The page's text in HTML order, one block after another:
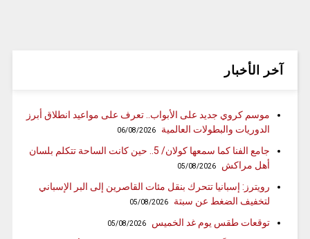
آخر الأخبار
موسم كروي جديد على الأبواب.. تعرف على مواعيد انطلاق أبرز
الدوريات والبطولات العالمية
06/08/2026
جامع الفنا كما سمعها كولان/ 5.. حين كانت الساحة تتكلم بلسان
أهل مراكش
05/08/2026
رويترز: إسبانيا تتحرك بنقل مئات القاصرين إلى البر الإسباني
لتخفيف الضغط عن سبتة
05/08/2026
توقعات طقس يوم غد الخميس 05/08/2026